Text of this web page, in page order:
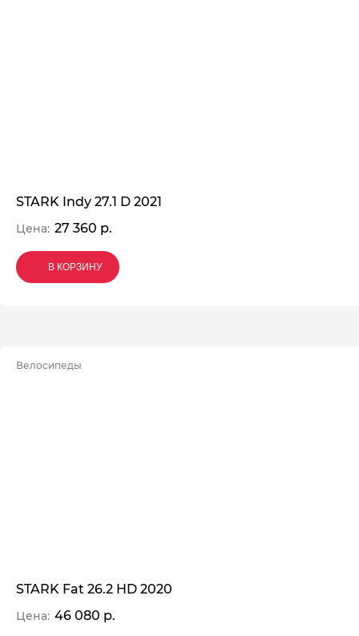
STARK Indy 27.1 D 2021
Цена: 27 360 р.
В КОРЗИНУ
В КОРЗИНУ
В КОРЗИНУ
Велосипеды
STARK Fat 26.2 HD 2020
Цена: 46 080 р.